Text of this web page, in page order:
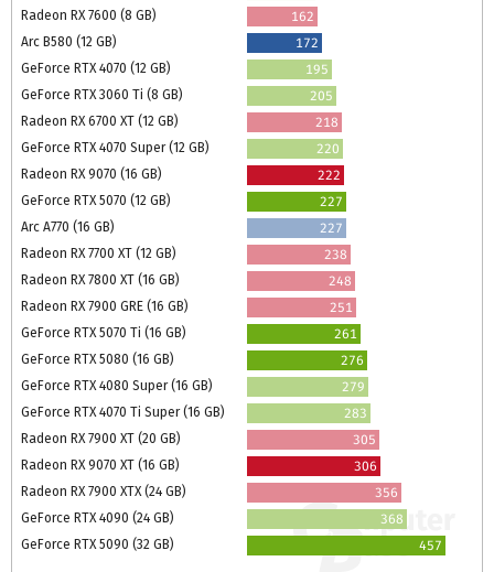
Radeon RX 7600 (8 GB)
162
Arc B580 (12 GB)
172
GeForce RTX 4070 (12 GB)
195
GeForce RTX 3060 Ti (8 GB)
205
Radeon RX 6700 XT (12 GB)
218
GeForce RTX 4070 Super (12 GB)
220
Radeon RX 9070 (16 GB)
222
GeForce RTX 5070 (12 GB)
227
Arc A770 (16 GB)
227
Radeon RX 7700 XT (12 GB)
238
Radeon RX 7800 XT (16 GB)
248
Radeon RX 7900 GRE (16 GB)
251
GeForce RTX 5070 Ti (16 GB)
261
GeForce RTX 5080 (16 GB)
276
GeForce RTX 4080 Super (16 GB)
279
GeForce RTX 4070 Ti Super (16 GB)
283
Radeon RX 7900 XT (20 GB)
305
Radeon RX 9070 XT (16 GB)
306
Radeon RX 7900 XTX (24 GB)
356
GeForce RTX 4090 (24 GB)
368
GeForce RTX 5090 (32 GB)
457